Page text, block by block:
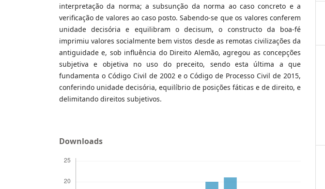
interpretação da norma; a subsunção da norma ao caso concreto e a
verificação de valores ao caso posto. Sabendo-se que os valores conferem
unidade decisória e equilibram o decisum, o constructo da boa-fé
imprimiu valores socialmente bem vistos desde as remotas civilizações da
antiguidade e, sob influência do Direito Alemão, agregou as concepções
subjetiva e objetiva no uso do preceito, sendo esta última a que
fundamenta o Código Civil de 2002 e o Código de Processo Civil de 2015,
conferindo unidade decisória, equilíbrio de posições fáticas e de direito, e
delimitando direitos subjetivos.
Downloads